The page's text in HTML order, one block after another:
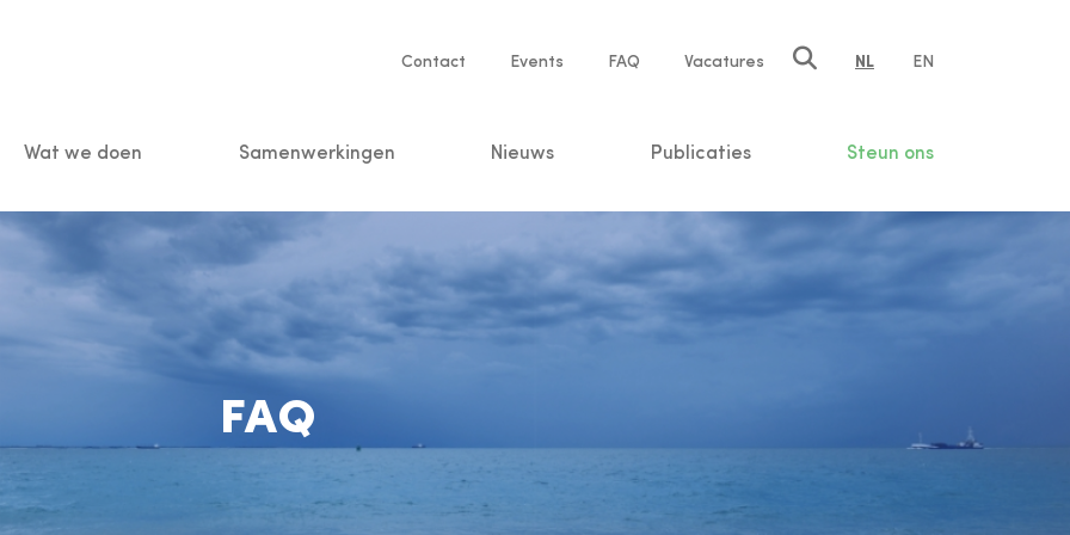
Service
Contact Events FAQ Vacatures NL EN
Wat we doen Samenwerkingen Nieuws Publicaties Steun ons
FAQ